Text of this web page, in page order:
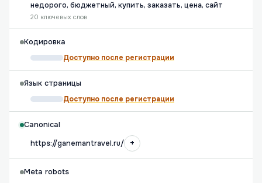
недорого, бюджетный, купить, заказать, цена, сайт
20 ключевых слов
Кодировка
Доступно после регистрации
Язык страницы
Доступно после регистрации
Canonical
https://ganemantravel.ru/
+
Meta robots